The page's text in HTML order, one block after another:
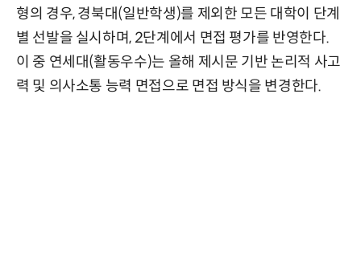
형의 경우, 경북대(일반학생)를 제외한 모든 대학이 단계
별 선발을 실시하며, 2단계에서 면접 평가를 반영한다.
이 중 연세대(활동우수)는 올해 제시문 기반 논리적 사고
력 및 의사소통 능력 면접으로 면접 방식을 변경한다.